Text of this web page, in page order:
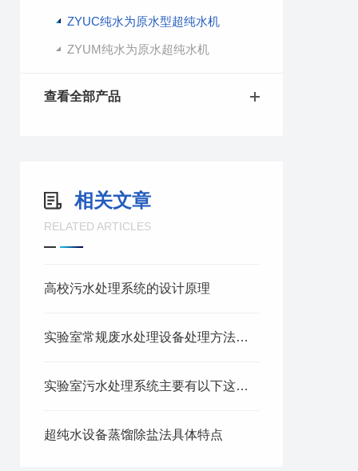
ZYUC纯水为原水型超纯水机
ZYUM纯水为原水超纯水机
查看全部产品
相关文章
RELATED ARTICLES
高校污水处理系统的设计原理
实验室常规废水处理设备处理方法及标准
实验室污水处理系统主要有以下这些优势！
超纯水设备蒸馏除盐法具体特点